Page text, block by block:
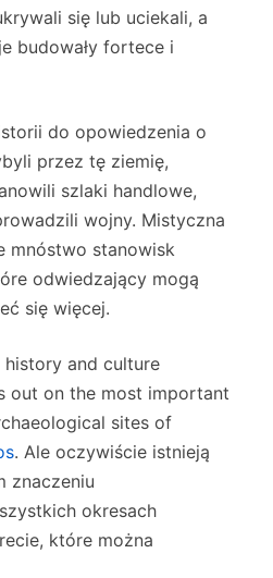
się lub uciekali, a
budowały fortece i
do opowiedzenia o
przez tę ziemię,
szlaki handlowe,
wojny. Mistyczna
mnóstwo stanowisk
odwiedzający mogą
się więcej.
and culture
out on the most important
sites of
. Ale oczywiście istnieją
znaczeniu
okresach
które można